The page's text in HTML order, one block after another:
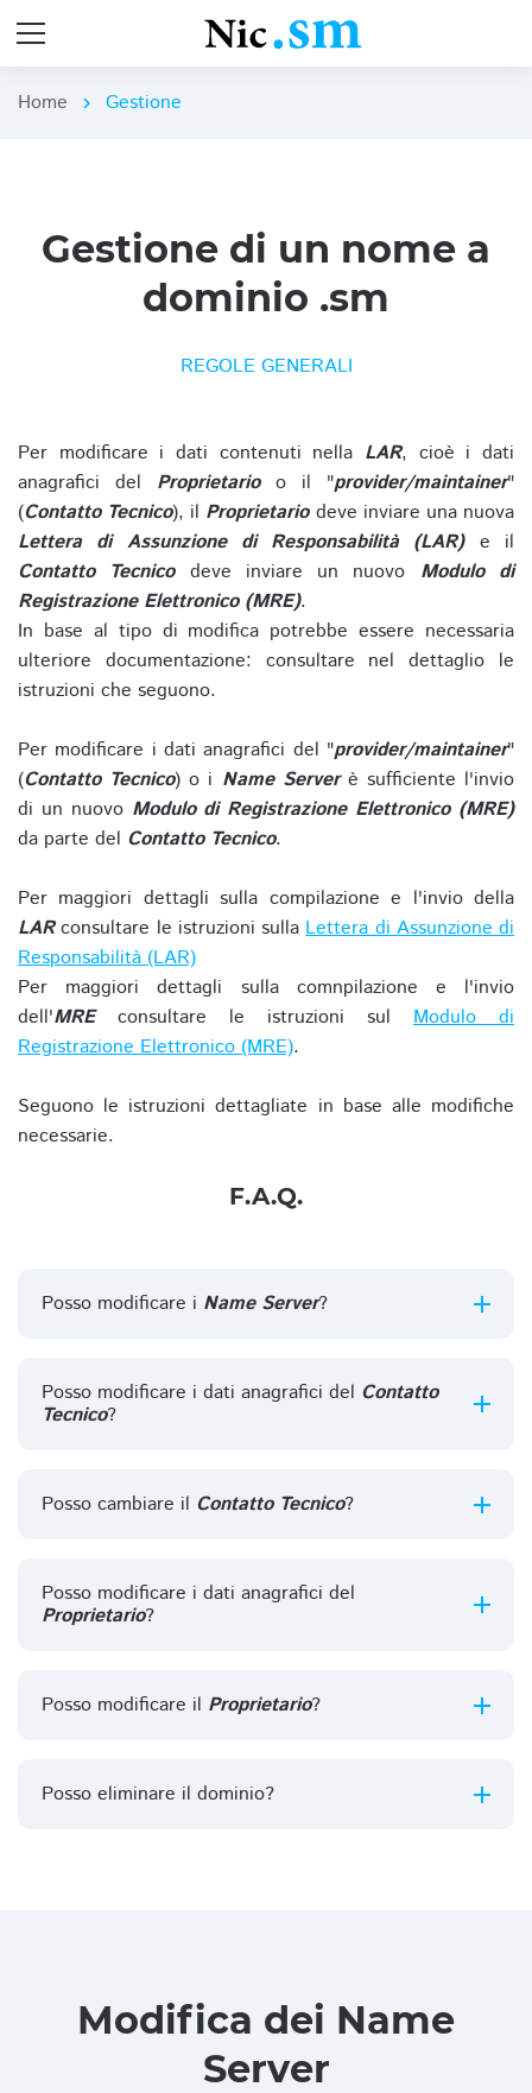
Home chevron_right Gestione
Gestione di un nome a
dominio .sm
REGOLE GENERALI
Per modificare i dati contenuti nella LAR, cioè i dati
anagrafici del Proprietarioo il "provider/maintainer"
(Contatto Tecnico), il Proprietariodeve inviare una nuova
Lettera di Assunzione di Responsabilità (LAR)e il
Contatto Tecnicodeve inviare un nuovo Modulo di
Registrazione Elettronico (MRE).
In base al tipo di modifica potrebbe essere necessaria
ulteriore documentazione: consultare nel dettaglio le
istruzioni che seguono.
Per modificare i dati anagrafici del "provider/maintainer"
(Contatto Tecnico) o i Name Serverè sufficiente l'invio
di un nuovo Modulo di Registrazione Elettronico (MRE)
da parte del Contatto Tecnico.
Per maggiori dettagli sulla compilazione e l'invio della
LARconsultare le istruzioni sullaLettera di Assunzione di
Responsabilità (LAR)
Per maggiori dettagli sulla comnpilazione e l'invio
dell'MREconsultare le istruzioni sul Modulo di
Registrazione Elettronico (MRE).
Seguono le istruzioni dettagliate in base alle modifiche
necessarie.
F.A.Q.
Posso modificare i Name Server?
Posso modificare i dati anagrafici del Contatto
Tecnico?
Posso cambiare il Contatto Tecnico?
Posso modificare i dati anagrafici del
Proprietario?
Posso modificare il Proprietario?
Posso eliminare il dominio?
Modifica dei Name
Server